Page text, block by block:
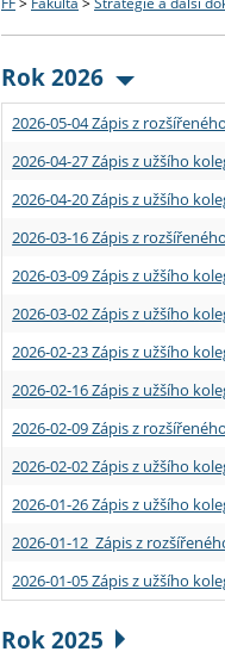
Strategie a další
Podpora a benefity pro
Absolventi fakulty
Učitelské studijní
Informace k průběhu
Doktorské studium
Rigorózní řízení
Akademické kvalifikace
Granty a projekty
Vyjíždějící studenti
Přijíždějící studenti
Vyjíždějící zaměstnanci
Rok 2026
2026-05-04 Zápis z
2026-04-27 Zápis z užšího
2026-04-20 Zápis z užšího
2026-03-16 Zápis z
2026-03-09 Zápis z užšího
2026-03-02 Zápis z užšího
2026-02-23 Zápis z užšího
2026-02-16 Zápis z užšího
2026-02-09 Zápis z
2026-02-02 Zápis z užšího
2026-01-26 Zápis z užšího
2026-01-12 Zápis z
2026-01-05 Zápis z užšího
Rok 2025